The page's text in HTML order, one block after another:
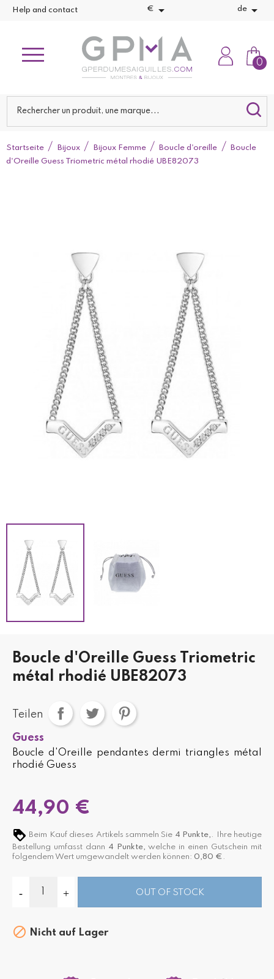
Help and contact €  de 
0
Startseite Bijoux Bijoux Femme Boucle d'oreille
Boucle
d'Oreille Guess Triometric métal rhodié UBE82073
Boucle d'Oreille Guess Triometric
métal rhodié UBE82073
Teilen
Guess
Boucle d'Oreille pendantes dermi triangles métal
rhodié Guess
44,90 €
Beim Kauf dieses Artikels sammeln Sie 4 Punkte, . Ihre heutige
Bestellung umfasst dann 4 Punkte, welche in einen Gutschein mit
folgendem Wert umgewandelt werden können: 0,80 € .
OUT OF STOCK
 Nicht auf Lager